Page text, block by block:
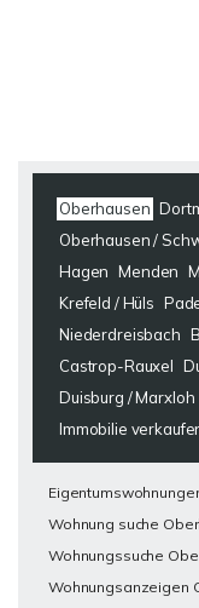
Oberhausen
Oberhausen /
Hagen Menden
Krefeld / Hüls
Niederdreisbach
Castrop-Rauxel
Duisburg / Marxloh
Immobilie
Wohnung suche
Wohnungssuche
Wohnungsanzeigen